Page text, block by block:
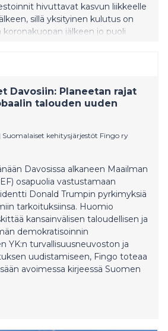
hivuttavat kasvun liikkeelle
sillä yksityinen kulutus on
koronakuopan jälkeen jo puoli
odotetaankin jo
alkuvihellystä.
Davosiin: Planeetan rajat
talouden uuden
Suomalaiset kehitysjärjestöt Fingo ry
Davosissa alkaneen Maailman
osapuolia vastustamaan
Donald Trumpin pyrkimyksiä
tarkoituksiinsa. Huomio
kansainvälisen taloudellisen ja
demokratisoinnin
YK:n turvallisuusneuvoston ja
uudistamiseen, Fingo toteaa
avoimessa kirjeessä Suomen